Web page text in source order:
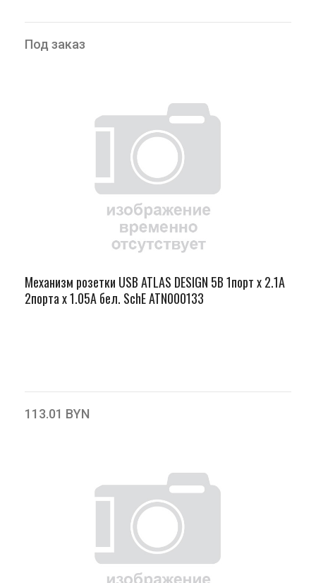
Под заказ
Механизм розетки USB ATLAS DESIGN 5В 1порт х 2.1А
2порта х 1.05А бел. SchE ATN000133
113.01 BYN